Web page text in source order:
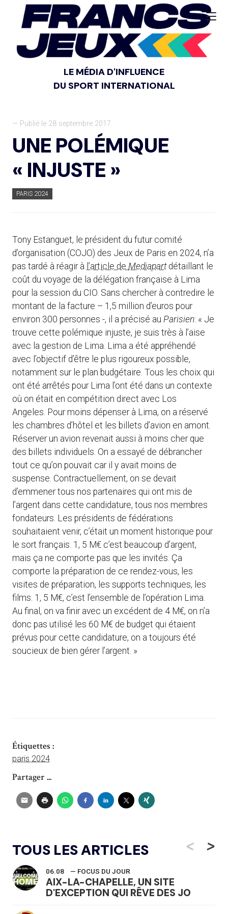
LE MÉDIA D'INFLUENCE
DU SPORT INTERNATIONAL
— Publié le 28 septembre 2017
UNE POLÉMIQUE
« INJUSTE »
PARIS 2024
Tony Estanguet, le président du futur comité
d’organisation (COJO) des Jeux de Paris en 2024, n’a
pas tardé à réagir à l’article de Mediapartdétaillant le
coût du voyage de la délégation française à Lima
pour la session du CIO. Sans chercher à contredire le
montant de la facture – 1,5 million d’euros pour
environ 300 personnes -, il a précisé au Parisien: « Je
trouve cette polémique injuste, je suis très à l’aise
avec la gestion de Lima. Lima a été appréhendé
avec l’objectif d’être le plus rigoureux possible,
notamment sur le plan budgétaire. Tous les choix qui
ont été arrêtés pour Lima l’ont été dans un contexte
où on était en compétition direct avec Los
Angeles. Pour moins dépenser à Lima, on a réservé
les chambres d’hôtel et les billets d’avion en amont.
Réserver un avion revenait aussi à moins cher que
des billets individuels. On a essayé de débrancher
tout ce qu’on pouvait car il y avait moins de
suspense. Contractuellement, on se devait
d’emmener tous nos partenaires qui ont mis de
l’argent dans cette candidature, tous nos membres
fondateurs. Les présidents de fédérations
souhaitaient venir, c’était un moment historique pour
le sort français. 1, 5 M€ c’est beaucoup d’argent,
mais ça ne comporte pas que les invités. Ça
comporte la préparation de ce rendez-vous, les
visites de préparation, les supports techniques, les
films. 1, 5 M€, c’est l’ensemble de l’opération Lima.
Au final, on va finir avec un excédent de 4 M€, on n’a
donc pas utilisé les 60 M€ de budget qui étaient
prévus pour cette candidature, on a toujours été
soucieux de bien gérer l’argent. »
Étiquettes :
paris 2024
Partager ...
TOUS LES ARTICLES <
06.08 — FOCUS DU JOUR
AIX-LA-CHAPELLE, UN SITE
D'EXCEPTION QUI RÊVE DES JO
>